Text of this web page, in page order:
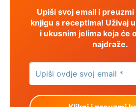
Upiši svoj email i preuzmi
knjigu s receptima! Uživaj
i ukusnim jelima koja će
najdraže.